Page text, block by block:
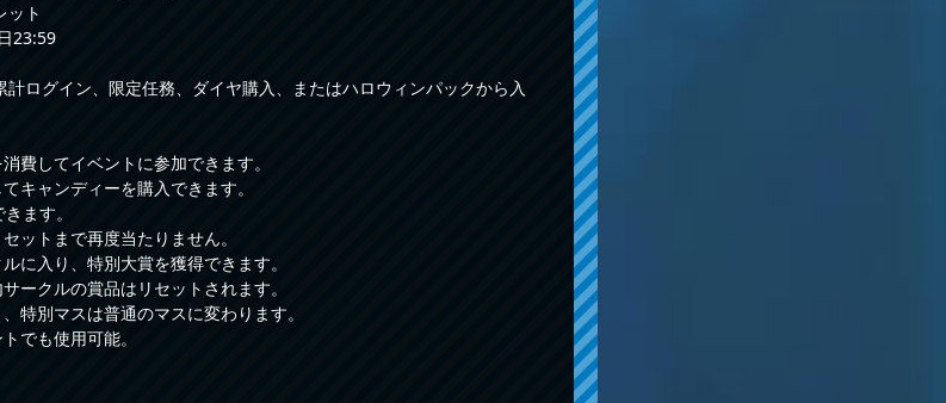
ト
23:59
ログイン、限定任務、ダイヤ購入、またはハロウィンパックから入
費してイベントに参加できます。
キャンディーを購入できます。
ます。
ットまで再度当たりません。
に入り、特別大賞を獲得できます。
ークルの賞品はリセットされます。
特別マスは普通のマスに変わります。
でも使用可能。